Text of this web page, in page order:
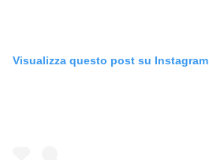
Visualizza questo post su Instagram